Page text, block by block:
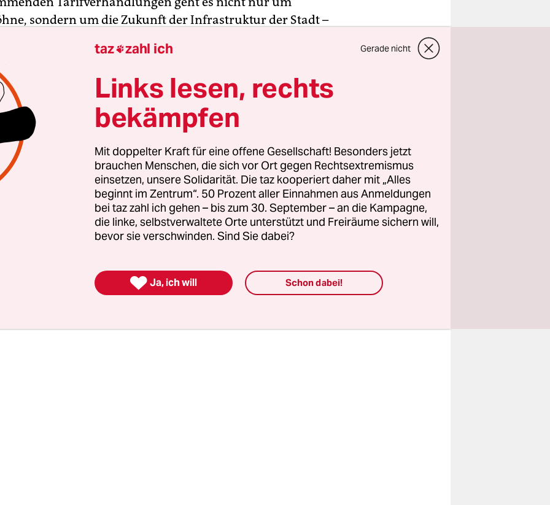
sondern um die Zukunft der Infrastruktur der Stadt –
die die Dienstleistungsgewerkschaft am
in ihrer Zentrale abhielt. Anlass waren die
um den Tarifvertrag für den öffentlichen Dienst der
die am Donnerstag starten.
Leiterin einer Kindertagesstätte, teilt ihre
als Beschäftigte im Sozialbereich auf der
Seit Jahren fehle es aufgrund der schlechten
der hohen Belastung ihrer Mit­ar­bei­te­r*in­nen ständig
. Die Ausfälle erhöhten den Druck auf die übrigen
die dann wiederum kündigten – ein Teufelskreis.
out-Quoten bundesweit, so die Kita-Leiterin.
taz zahl ich Gerade nicht
Links lesen, rechts
bekämpfen
Mit doppelter Kraft für eine offene Gesellschaft! Besonders jetzt
brauchen Menschen, die sich vor Ort gegen Rechtsextremismus
einsetzen, unsere Solidarität. Die taz kooperiert daher mit „Alles
beginnt im Zentrum“. 50 Prozent aller Einnahmen aus Anmeldungen
bei taz zahl ich gehen – bis zum 30. September – an die Kampagne,
die linke, selbstverwaltete Orte unterstützt und Freiräume sichern will,
bevor sie verschwinden. Sind Sie dabei?
 Ja, ich will Schon dabei!